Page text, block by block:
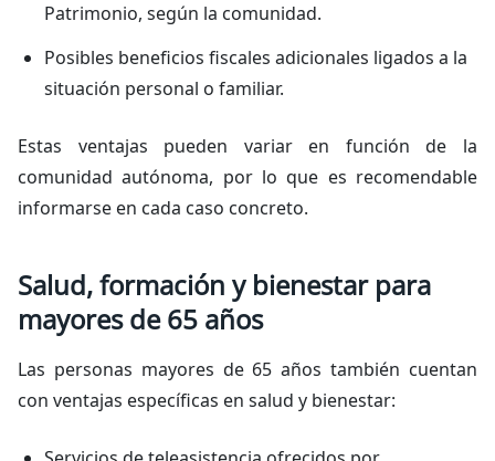
Patrimonio, según la comunidad.
Posibles beneficios fiscales adicionales ligados a la
situación personal o familiar.
Estas ventajas pueden variar en función de la
comunidad autónoma, por lo que es recomendable
informarse en cada caso concreto.
Salud, formación y bienestar para
mayores de 65 años
Las personas mayores de 65 años también cuentan
con ventajas específicas en salud y bienestar: